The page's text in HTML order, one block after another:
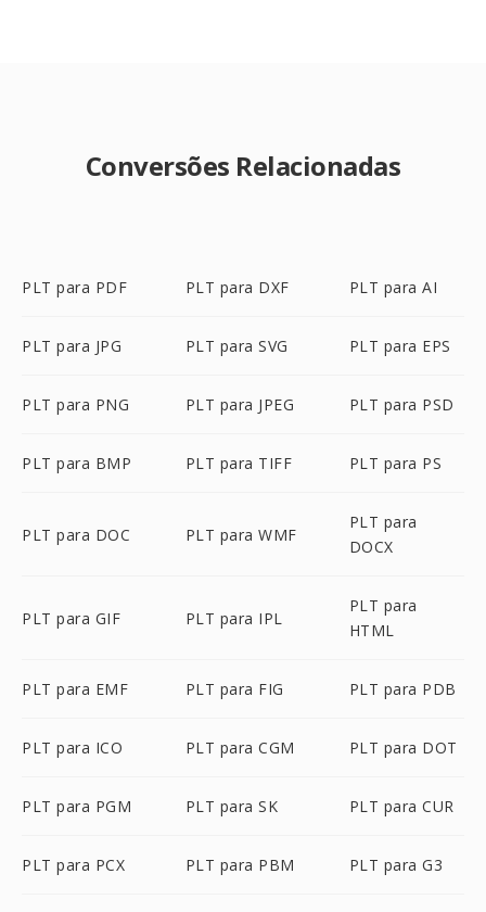
Conversões Relacionadas
PLT para PDF PLT para DXF PLT para AI
PLT para JPG PLT para SVG PLT para EPS
PLT para PNG PLT para JPEG PLT para PSD
PLT para BMP PLT para TIFF PLT para PS
PLT para DOC PLT para WMF
PLT para
DOCX
PLT para GIF PLT para IPL
PLT para
HTML
PLT para EMF PLT para FIG PLT para PDB
PLT para ICO PLT para CGM PLT para DOT
PLT para PGM PLT para SK PLT para CUR
PLT para PCX PLT para PBM PLT para G3